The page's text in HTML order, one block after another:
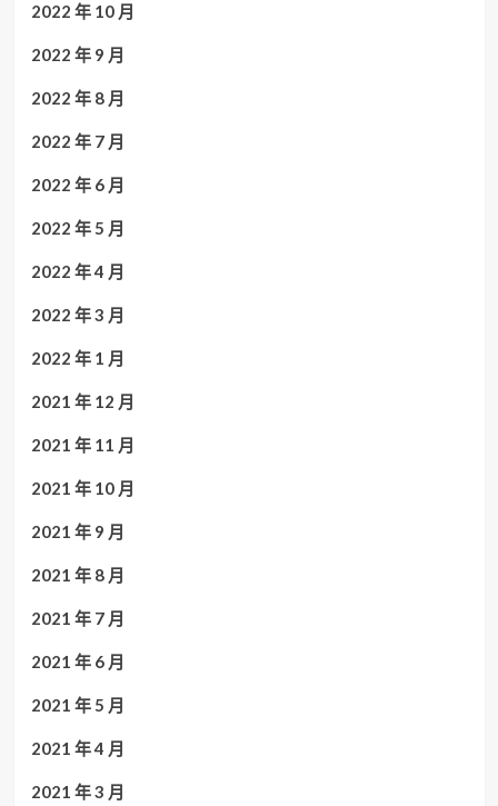
2022 年 10 月
2022 年 9 月
2022 年 8 月
2022 年 7 月
2022 年 6 月
2022 年 5 月
2022 年 4 月
2022 年 3 月
2022 年 1 月
2021 年 12 月
2021 年 11 月
2021 年 10 月
2021 年 9 月
2021 年 8 月
2021 年 7 月
2021 年 6 月
2021 年 5 月
2021 年 4 月
2021 年 3 月